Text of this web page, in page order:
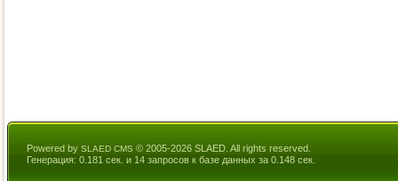
Powered by SLAED CMS © 2005-2026 SLAED. All rights reserved.
Генерация: 0.181 сек. и 14 запросов к базе данных за 0.148 сек.